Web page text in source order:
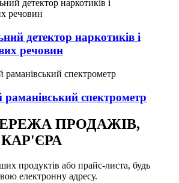
детектор наркотиків і
речовин
спектрометр
ПРОДАЖІВ,
продуктів або прайс-листа, будь
електронну адресу.